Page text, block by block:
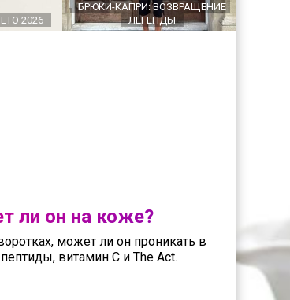
2026
БРЮКИ-КАПРИ: ВОЗВРАЩЕНИЕ
ЛЕГЕНДЫ
ли он на коже?
может ли он проникать в
витамин C и The Act.